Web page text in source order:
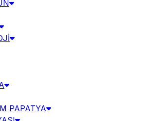
PAPATYA